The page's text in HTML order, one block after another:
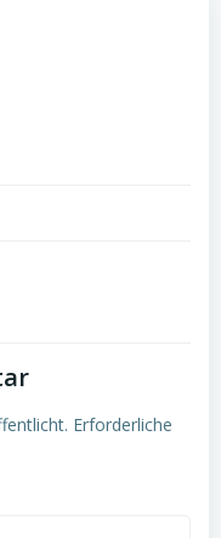
Erforderliche